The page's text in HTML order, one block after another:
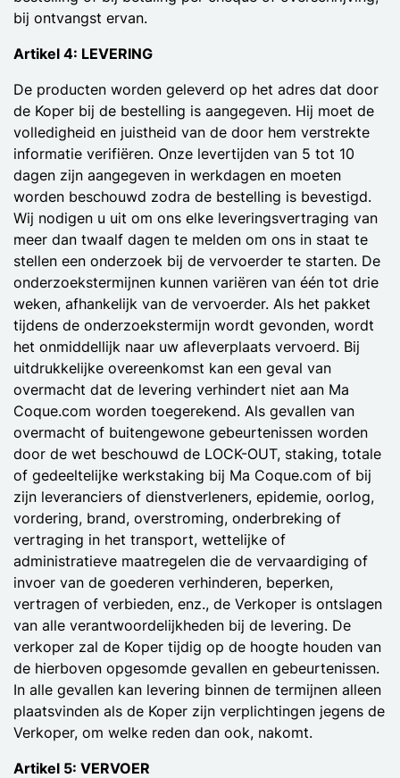
bij ontvangst ervan.
Artikel 4: LEVERING
De producten worden geleverd op het adres dat door
de Koper bij de bestelling is aangegeven. Hij moet de
volledigheid en juistheid van de door hem verstrekte
informatie verifiëren. Onze levertijden van 5 tot 10
dagen zijn aangegeven in werkdagen en moeten
worden beschouwd zodra de bestelling is bevestigd.
Wij nodigen u uit om ons elke leveringsvertraging van
meer dan twaalf dagen te melden om ons in staat te
stellen een onderzoek bij de vervoerder te starten. De
onderzoekstermijnen kunnen variëren van één tot drie
weken, afhankelijk van de vervoerder. Als het pakket
tijdens de onderzoekstermijn wordt gevonden, wordt
het onmiddellijk naar uw afleverplaats vervoerd. Bij
uitdrukkelijke overeenkomst kan een geval van
overmacht dat de levering verhindert niet aan Ma
Coque.com worden toegerekend. Als gevallen van
overmacht of buitengewone gebeurtenissen worden
door de wet beschouwd de LOCK-OUT, staking, totale
of gedeeltelijke werkstaking bij Ma Coque.com of bij
zijn leveranciers of dienstverleners, epidemie, oorlog,
vordering, brand, overstroming, onderbreking of
vertraging in het transport, wettelijke of
administratieve maatregelen die de vervaardiging of
invoer van de goederen verhinderen, beperken,
vertragen of verbieden, enz., de Verkoper is ontslagen
van alle verantwoordelijkheden bij de levering. De
verkoper zal de Koper tijdig op de hoogte houden van
de hierboven opgesomde gevallen en gebeurtenissen.
In alle gevallen kan levering binnen de termijnen alleen
plaatsvinden als de Koper zijn verplichtingen jegens de
Verkoper, om welke reden dan ook, nakomt.
Artikel 5: VERVOER